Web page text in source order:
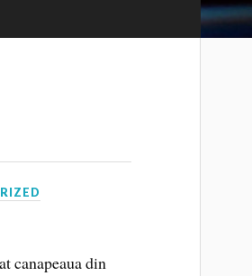
canapeaua din